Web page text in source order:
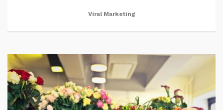
Viral Marketing